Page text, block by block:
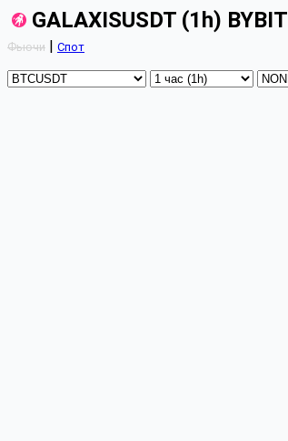
GALAXISUSDT (1h) BYBIT
Фьючи | Спот